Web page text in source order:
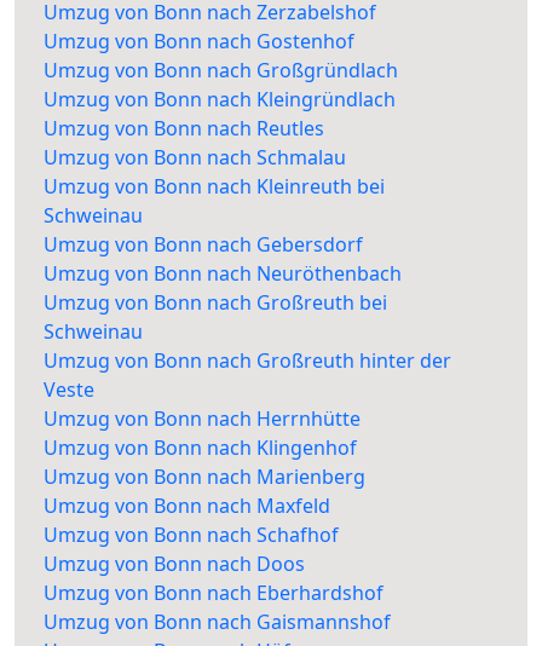
Umzug von Bonn nach Zerzabelshof
Umzug von Bonn nach Gostenhof
Umzug von Bonn nach Großgründlach
Umzug von Bonn nach Kleingründlach
Umzug von Bonn nach Reutles
Umzug von Bonn nach Schmalau
Umzug von Bonn nach Kleinreuth bei
Schweinau
Umzug von Bonn nach Gebersdorf
Umzug von Bonn nach Neuröthenbach
Umzug von Bonn nach Großreuth bei
Schweinau
Umzug von Bonn nach Großreuth hinter der
Veste
Umzug von Bonn nach Herrnhütte
Umzug von Bonn nach Klingenhof
Umzug von Bonn nach Marienberg
Umzug von Bonn nach Maxfeld
Umzug von Bonn nach Schafhof
Umzug von Bonn nach Doos
Umzug von Bonn nach Eberhardshof
Umzug von Bonn nach Gaismannshof